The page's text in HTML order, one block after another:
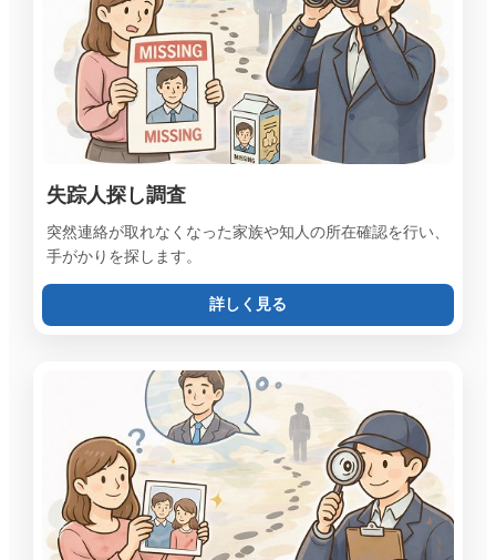
失踪人探し調査
突然連絡が取れなくなった家族や知人の所在確認を行い、
手がかりを探します。
詳しく見る